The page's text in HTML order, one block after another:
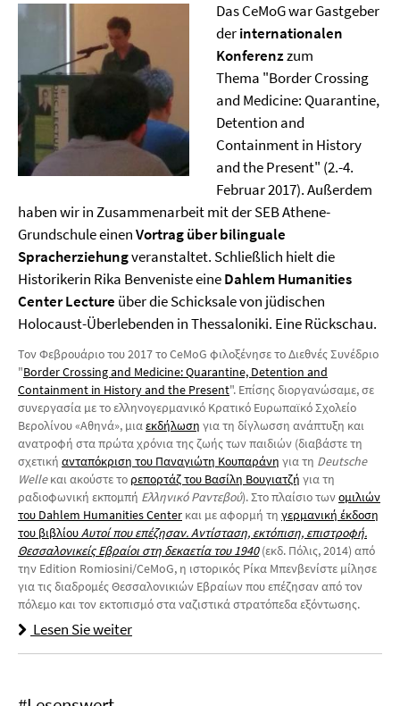
Das CeMoG war Gastgeber
derinternationalen
Konferenzzum
Thema "Border Crossing
and Medicine: Quarantine,
Detention and
Containment in History
and the Present" (2.-4.
Februar 2017). Außerdem
haben wir in Zusammenarbeit mit der SEB Athene-
Grundschule einenVortrag über bilinguale
Spracherziehungveranstaltet. Schließlich hielt die
Historikerin Rika Benveniste eineDahlem Humanities
Center Lecture über die Schicksale von jüdischen
Holocaust-Überlebenden in Thessaloniki. Eine Rückschau.
Τον Φεβρουάριο του 2017 το CeMoG φιλοξένησε το Διεθνές Συνέδριο
"Border Crossing and Medicine: Quarantine, Detention and
Containment in History and the Present". Επίσης διοργανώσαμε, σε
συνεργασία με το ελληνογερμανικό Κρατικό Ευρωπαϊκό Σχολείο
Βερολίνου «Αθηνά», μιαεκδήλωση για τη δίγλωσση ανάπτυξη και
ανατροφή στα πρώτα χρόνια της ζωής των παιδιών (διαβάστε τη
σχετική ανταπόκριση του Παναγιώτη Κουπαράνη για τη Deutsche
Welleκαι ακούστε το ρεπορτάζ του Βασίλη Βουγιατζή για τη
ραδιοφωνική εκπομπή Ελληνικό Ραντεβού). Στο πλαίσιο τωνομιλιών
του Dahlem Humanities Center και με αφορμή τη γερμανική έκδοση
του βιβλίουΑυτοί που επέζησαν. Αντίσταση, εκτόπιση, επιστροφή.
Θεσσαλονικείς Εβραίοι στη δεκαετία του 1940(εκδ. Πόλις, 2014) από
την Edition Romiosini/CeMoG, η ιστορικός Ρίκα Μπενβενίστε μίλησε
για τις διαδρομές Θεσσαλονικιών Εβραίων που επέζησαν από τον
πόλεμο και τον εκτοπισμό στα ναζιστικά στρατόπεδα εξόντωσης.
Lesen Sie weiter